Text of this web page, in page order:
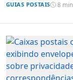
GUIAS POSTAIS 8 min